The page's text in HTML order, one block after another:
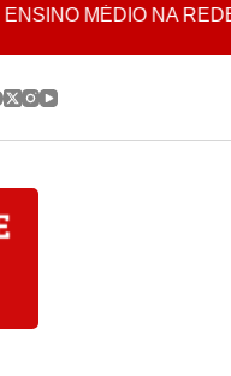
MÉDIO NA REDE